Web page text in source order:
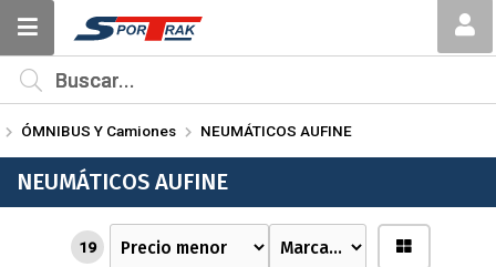
MI COMPRA
ÓMNIBUS Y Camiones NEUMÁTICOS AUFINE
NEUMÁTICOS AUFINE
19